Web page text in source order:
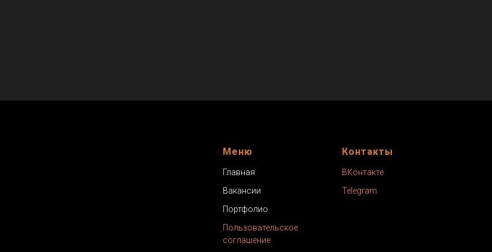
Меню
Главная
Вакансии
Портфолио
Пользовательское
соглашение
Контакты
ВКонтакте
Telegram